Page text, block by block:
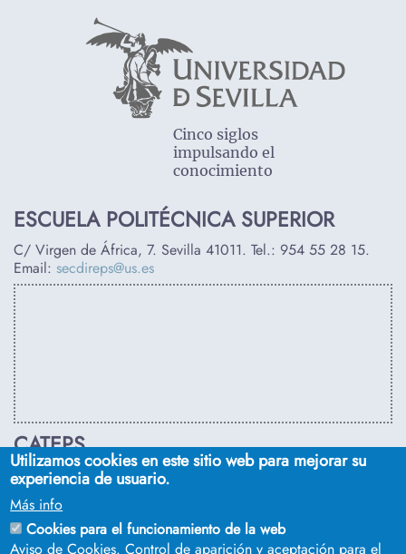
Cinco siglos
impulsando el
conocimiento
ESCUELA POLITÉCNICA SUPERIOR
C/ Virgen de África, 7. Sevilla 41011. Tel.: 954 55 28 15.
Email: secdireps@us.es
CATEPS
C/ Euclides, s/n. Sevilla 41092. Tel.: 955 42 03 53
secdireps@us.es
Utilizamos cookies en este sitio web para mejorar su
experiencia de usuario.
Más info
Cookies para el funcionamiento de la web
Aviso de Cookies. Control de aparición y aceptación para el